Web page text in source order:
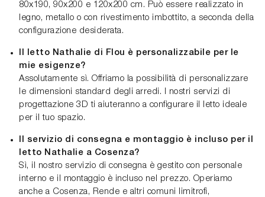
80x190, 90x200 e 120x200 cm. Può essere realizzato in
legno, metallo o con rivestimento imbottito, a seconda della
configurazione desiderata.
Il letto Nathalie di Flou è personalizzabile per le
mie esigenze?
Assolutamente sì. Offriamo la possibilità di personalizzare
le dimensioni standard degli arredi. I nostri servizi di
progettazione 3D ti aiuteranno a configurare il letto ideale
per il tuo spazio.
Il servizio di consegna e montaggio è incluso per il
letto Nathalie a Cosenza?
Sì, il nostro servizio di consegna è gestito con personale
interno e il montaggio è incluso nel prezzo. Operiamo
anche a Cosenza, Rende e altri comuni limitrofi,